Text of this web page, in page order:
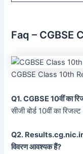
Faq – CGBSE
CGBSE Class 10th
Q1. CGBSE 10वीं का
सीजी बोर्ड 10वीं का
Q2. Results.cg.nic.in
विवरण आवश्यक हैं?